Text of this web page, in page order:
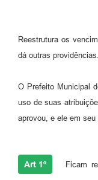
Reestrutura os
dá outras providências.
O Prefeito Municipal
uso de suas
aprovou, e ele em
Art 1º Ficam